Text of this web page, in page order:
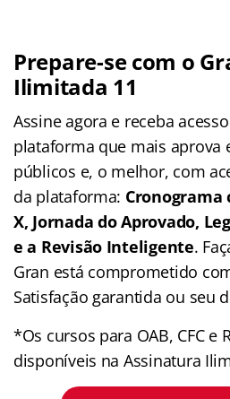
Prepare-se com o
Ilimitada 11
Assine agora e receba
plataforma que mais aprova
públicos e, o melhor, com
da plataforma: Cronograma
X, Jornada do Aprovado,
e a Revisão Inteligente.
Gran está comprometido
Satisfação garantida ou seu
*Os cursos para OAB, CFC e
disponíveis na Assinatura